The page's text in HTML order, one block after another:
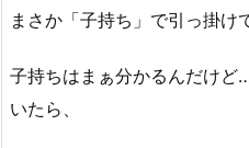
まさか「子持ち」で引っ掛け
子持ちはまぁ分かるんだけ
いたら、